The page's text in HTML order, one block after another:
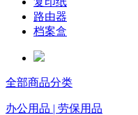
路由器
档案盒
全部商品分类
办公用品 | 劳保用品